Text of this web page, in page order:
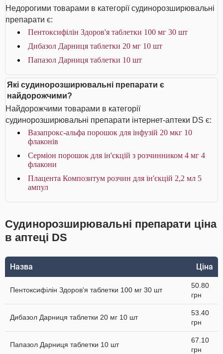
Недорогими товарами в категорії судинорозширювальні
препарати є:
Пентоксифілін Здоров'я таблетки 100 мг 30 шт
Дибазол Дарниця таблетки 20 мг 10 шт
Папазол Дарниця таблетки 10 шт
Які судинорозширювальні препарати є
найдорожчими?
Найдорожчими товарами в категорії
судинорозширювальні препарати інтернет-аптеки DS є:
Вазапрокс-альфа порошок для інфузій 20 мкг 10
флаконів
Серміон порошок для ін'єкцій з розчинником 4 мг 4
флакони
Плацента Композитум розчин для ін'єкцій 2,2 мл 5
ампул
Судинорозширювальні препарати ціна
в аптеці DS
Назва Ціна
Пентоксифілін Здоров'я таблетки 100 мг 30 шт
50.80
грн
Дибазол Дарниця таблетки 20 мг 10 шт
53.40
грн
Папазол Дарниця таблетки 10 шт
67.10
грн